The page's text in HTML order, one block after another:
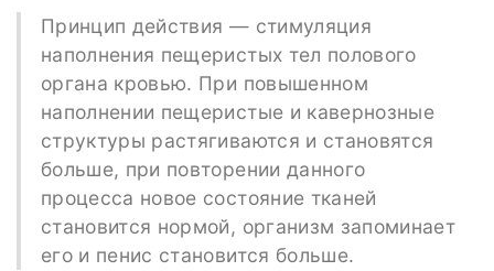
Принцип действия — стимуляция
наполнения пещеристых тел полового
органа кровью. При повышенном
наполнении пещеристые и кавернозные
структуры растягиваются и становятся
больше, при повторении данного
процесса новое состояние тканей
становится нормой, организм запоминает
его и пенис становится больше.